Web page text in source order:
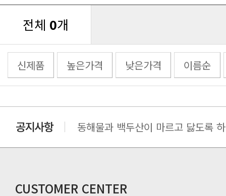
전체 0개
신제품 높은가격 낮은가격 이름순
동해물과 백두산이 마르고 닳도록
CUSTOMER CENTER